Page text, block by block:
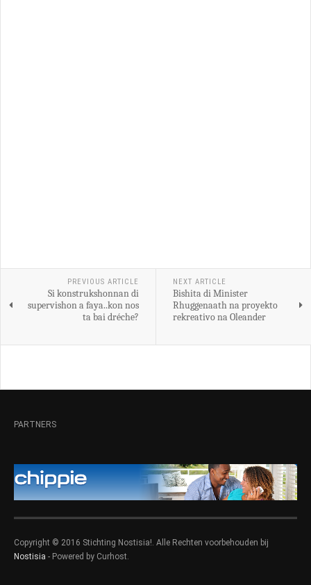
PREVIOUS ARTICLE
Si konstrukshonnan di
supervishon a faya..kon nos
ta bai dréche?
NEXT ARTICLE
Bishita di Minister
Rhuggenaath na proyekto
rekreativo na Oleander
PARTNERS
Copyright © 2016 Stichting Nostisia!. Alle Rechten voorbehouden bij
Nostisia - Powered by Curhost.